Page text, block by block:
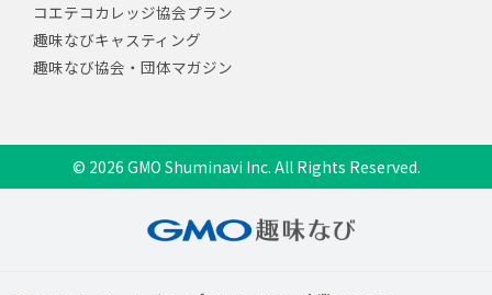
コエテコカレッジ協会プラン
趣味なびキャスティング
趣味なび協会・団体マガジン
© 2026 GMO Shuminavi Inc. All Rights Reserved.